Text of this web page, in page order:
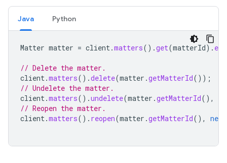
Java Python
Matter matter = client.matters().get(matterId).
// Delete the matter.
client.matters().delete(matter .getMatterId());
// Undelete the matter.
client.matters().undelete(matter .getMatterId(),
// Reopen the matter.
client.matters(). reopen(matter .getMatterId(), new